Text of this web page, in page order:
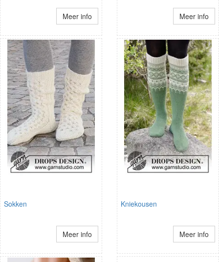
Meer info Meer info
Sokken
Meer info
Kniekousen
Meer info